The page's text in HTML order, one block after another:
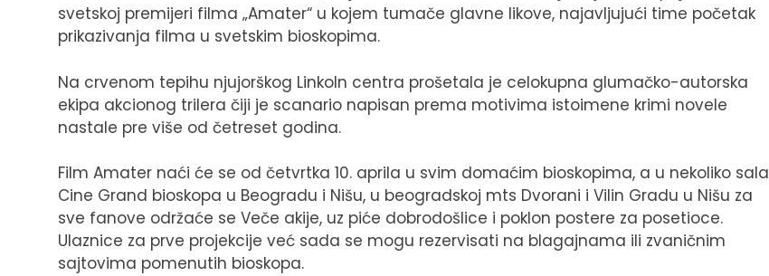
svetskoj premijeri filma „Amater“ u kojem tumače glavne likove, najavljujući time početak
prikazivanja filma u svetskim bioskopima.
Na crvenom tepihu njujorškog Linkoln centra prošetala je celokupna glumačko-autorska
ekipa akcionog trilera čiji je scanario napisan prema motivima istoimene krimi novele
nastale pre više od četreset godina.
Film Amater naći će se od četvrtka 10. aprila u svim domaćim bioskopima, a u nekoliko sala
Cine Grand bioskopa u Beogradu i Nišu, u beogradskoj mts Dvorani i Vilin Gradu u Nišu za
sve fanove održaće se Veče akije, uz piće dobrodošlice i poklon postere za posetioce.
Ulaznice za prve projekcije već sada se mogu rezervisati na blagajnama ili zvaničnim
sajtovima pomenutih bioskopa.